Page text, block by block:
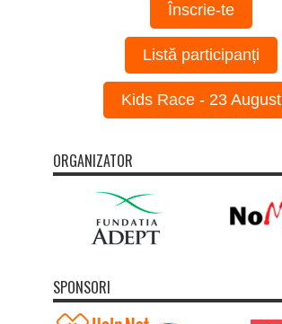
Înscrie-te
Listă participanți
Kids Race - 23 August
ORGANIZATOR
SPONSORI